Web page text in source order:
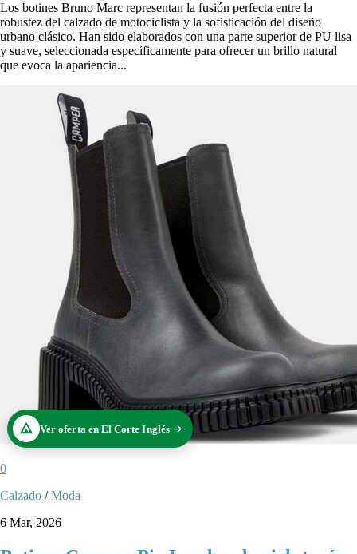
Los botines Bruno Marc representan la fusión perfecta entre la
robustez del calzado de motociclista y la sofisticación del diseño
urbano clásico. Han sido elaborados con una parte superior de PU lisa
y suave, seleccionada específicamente para ofrecer un brillo natural
que evoca la apariencia...
Ver oferta en El Corte Inglés
0
Calzado /Moda
6 Mar, 2026